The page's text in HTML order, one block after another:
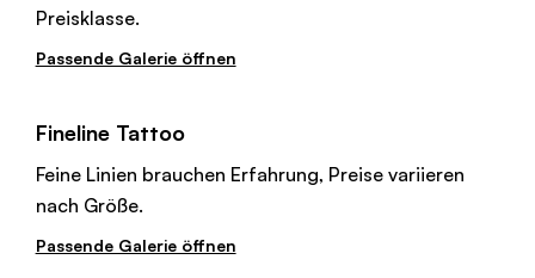
Preisklasse.
Passende Galerie öffnen
Fineline Tattoo
Feine Linien brauchen Erfahrung, Preise variieren
nach Größe.
Passende Galerie öffnen